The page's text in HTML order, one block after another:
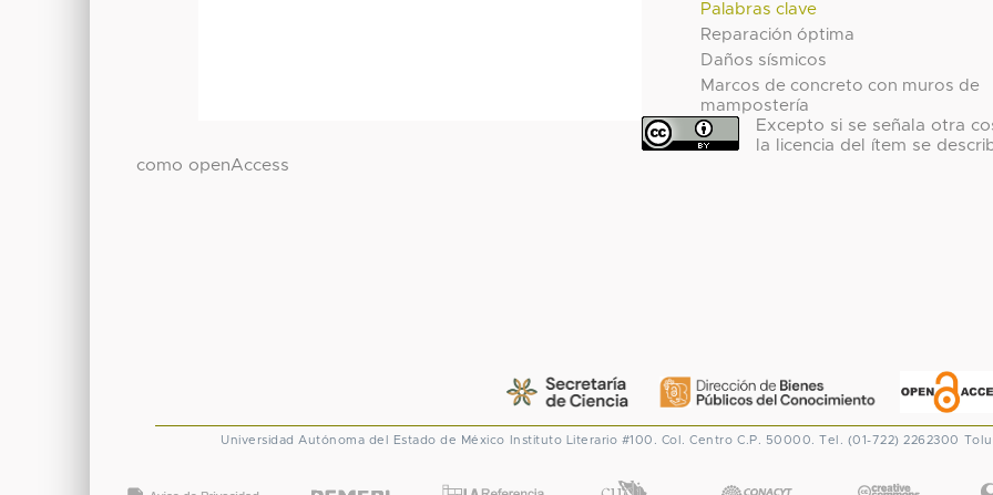
Palabras clave
Reparación óptima
Daños sísmicos
Marcos de concreto con muros de
mampostería
Excepto si se señala otra
la licencia del ítem se
como openAccess
Universidad Autónoma del Estado de México Instituto Literario #100. Col. Centro C.P. 50000. Tel. (01-722) 2262300